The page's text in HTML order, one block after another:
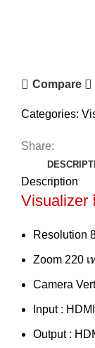
Compare
Categories:
Share:
Description
Visualizer
Resolution
Zoom 220
Camera
Input :
Output :